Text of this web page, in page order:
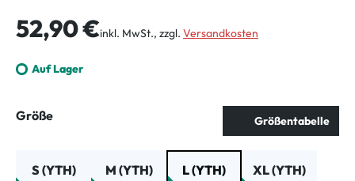
Regulärer Preis:
52,90 €inkl. MwSt., zzgl. Versandkosten
Auf Lager
Größeauswählen Größentabelle
S (YTH) M (YTH) L (YTH) XL (YTH)